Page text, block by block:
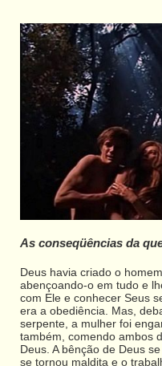
As conseqüências da
Deus havia criado o
abençoando-o em tudo e
com Ele e conhecer Seus
era a obediência. Mas,
serpente, a mulher foi
também, comendo ambos
Deus. A bênção de Deus
se tornou maldita e o